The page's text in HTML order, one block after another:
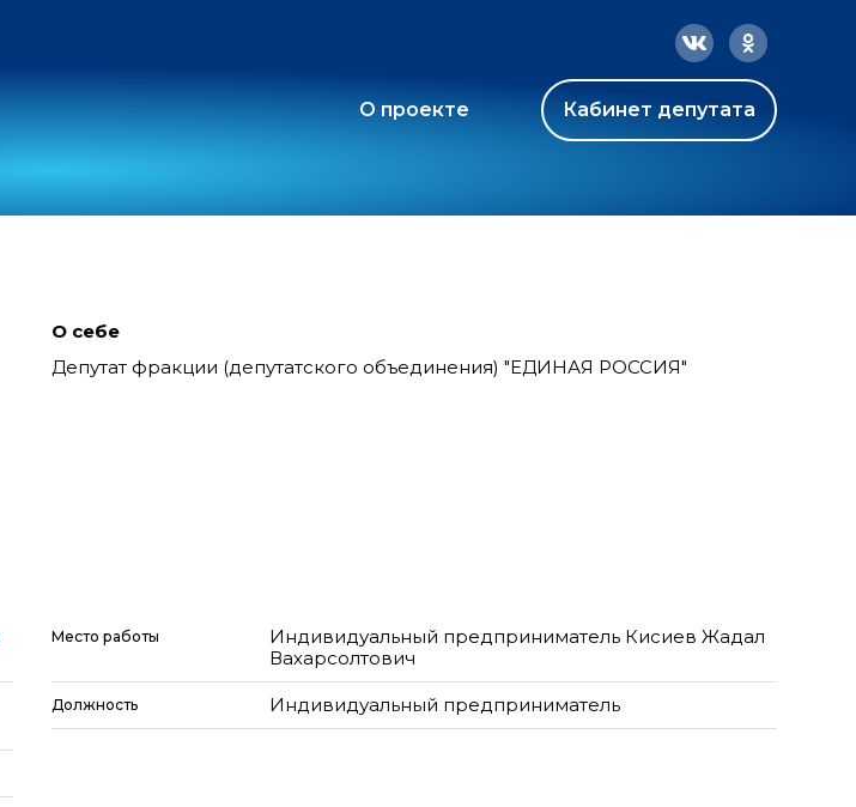
О проекте Кабинет депутата
О себе
Депутат фракции (депутатского объединения) "ЕДИНАЯ РОССИЯ"
Место работы
Индивидуальный предприниматель Кисиев Жадал
Вахарсолтович
Должность Индивидуальный предприниматель